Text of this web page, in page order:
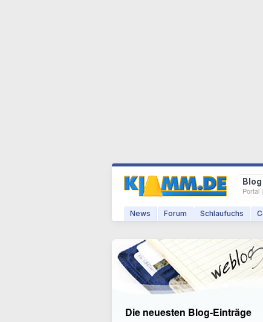
Blog
Portal (
News Forum Schlaufuchs
Die neuesten Blog-Einträge